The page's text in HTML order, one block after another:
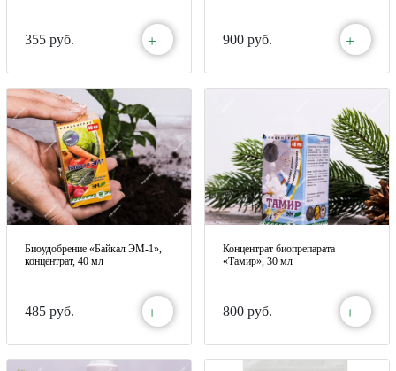
355 руб. + 900 руб. +
Биоудобрение «Байкал ЭМ-1»,
концентрат, 40 мл
485 руб. +
Концентрат биопрепарата
«Тамир», 30 мл
800 руб. +